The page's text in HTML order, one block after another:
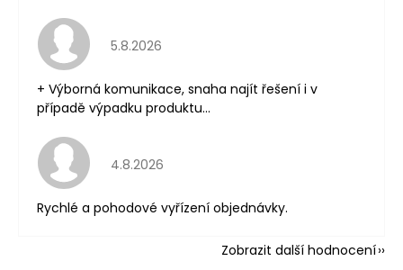
Hodnocení obchodu je 5 z 5 hvězdiček.
5.8.2026
+ Výborná komunikace, snaha najít řešení i v
případě výpadku produktu...
Hodnocení obchodu je 5 z 5 hvězdiček.
4.8.2026
Rychlé a pohodové vyřízení objednávky.
Zobrazit další hodnocení